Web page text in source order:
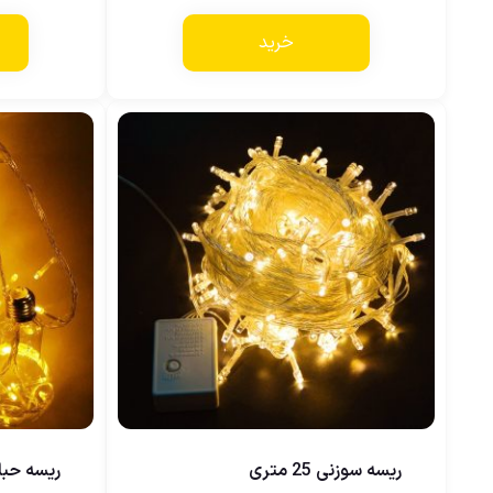
خرید
ریسه سوزنی 25 متری
ریسه